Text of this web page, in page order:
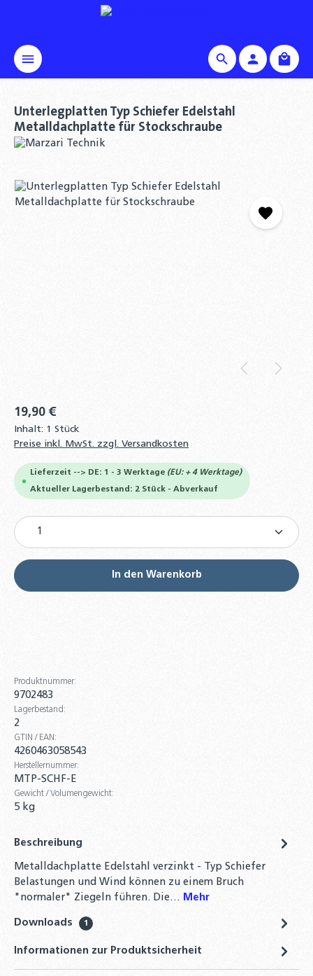
Unterlegplatten Typ Schiefer Edelstahl
Metalldachplatte für Stockschraube
Bildergalerie überspringen
19,90 €
Inhalt: 1 Stück
Preise inkl. MwSt. zzgl. Versandkosten
Lieferzeit --> DE: 1 - 3 Werktage (EU: + 4 Werktage)
Aktueller Lagerbestand: 2 Stück - Abverkauf
Produkt Anzahl: Gib den gewünschten Wert ein
In den Warenkorb
Produktnummer:
9702483
Lagerbestand:
2
GTIN / EAN:
4260463058543
Herstellernummer:
MTP-SCHF-E
Gewicht / Volumengewicht:
5 kg
Beschreibung
Metalldachplatte Edelstahl verzinkt - Typ Schiefer
Belastungen und Wind können zu einem Bruch
"normaler" Ziegeln führen. Die… Mehr
Downloads 1
Informationen zur Produktsicherheit